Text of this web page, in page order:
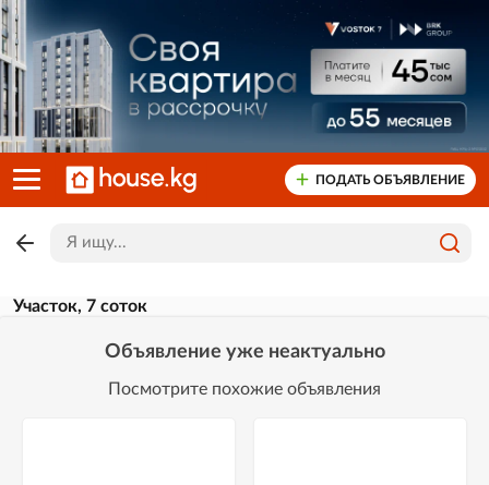
ПОДАТЬ ОБЪЯВЛЕНИЕ
Участок, 7 соток
Объявление уже неактуально
Посмотрите похожие объявления